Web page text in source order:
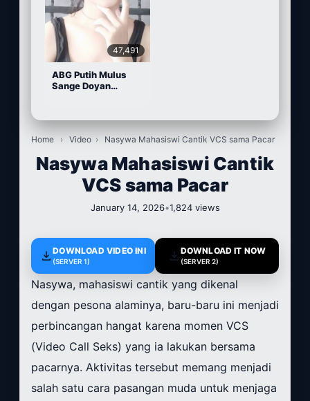
47,491
ABG Putih Mulus
Sange Doyan
Home › Video › Nasywa Mahasiswi Cantik VCS sama Pacar
Nasywa Mahasiswi Cantik
VCS sama Pacar
January 14, 2026•1,824 views
DOWNLOAD VIDEO INI
(SERVER 1)
DOWNLOAD IT NOW
(SERVER 2)
Nasywa, mahasiswi cantik yang dikenal
dengan pesona alaminya, baru-baru ini menjadi
perbincangan hangat karena momen VCS
(Video Call Seks) yang ia lakukan bersama
pacarnya. Aktivitas tersebut memang menjadi
salah satu cara pasangan muda untuk menjaga